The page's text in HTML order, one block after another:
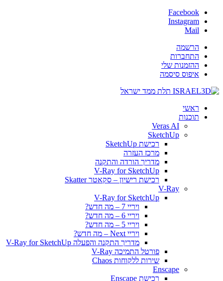
Facebook
Instagram
Mail
הרשמה
התחברות
ההזמנות שלי
איפוס סיסמה
ראשי
תוכנות
Veras AI
SketchUp
רכישת SketchUp
מרכז העזרה
מדריך הורדה והתקנה
V-Ray for SketchUp
רכישת רישיון – סקאטר Skatter
V-Ray
V-Ray for SketchUp
ויריי 7 – מה חדש?
ויריי 6 – מה חדש?
ויריי 5 – מה חדש?
ויריי Next – מה חדש?
מדריך התקנה והפעלה V-Ray for SketchUp
פורטל התמיכה V-Ray
שירות ללקוחות Chaos
Enscape
רכישת Enscape